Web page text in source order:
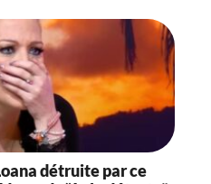
détruite par ce